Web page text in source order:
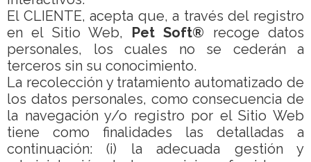
El CLIENTE, acepta que, a través del registro
en el Sitio Web, Pet Soft® recoge datos
personales, los cuales no se cederán a
terceros sin su conocimiento.
La recolección y tratamiento automatizado de
los datos personales, como consecuencia de
la navegación y/o registro por el Sitio Web
tiene como finalidades las detalladas a
continuación: (i) la adecuada gestión y